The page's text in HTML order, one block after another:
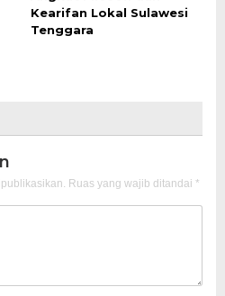
Kearifan Lokal Sulawesi
Tenggara
Ruas yang wajib ditandai *